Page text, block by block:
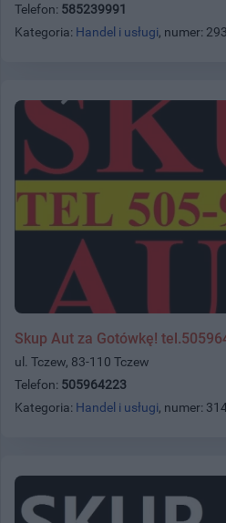
Telefon: 585239991
Kategoria: Handel i usługi, numer:
Skup Aut za Gotówkę!
ul. Tczew, 83-110 Tczew
Telefon: 505964223
Kategoria: Handel i usługi, numer: